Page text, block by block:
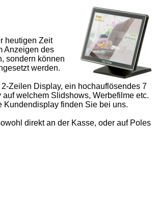
heutigen Zeit
Anzeigen des
sondern können
werden.
Zeilen Display, ein hochauflösendes 7
welchem Slidshows, Werbefilme etc.
Kundendisplay finden Sie bei uns.
direkt an der Kasse, oder auf Poles